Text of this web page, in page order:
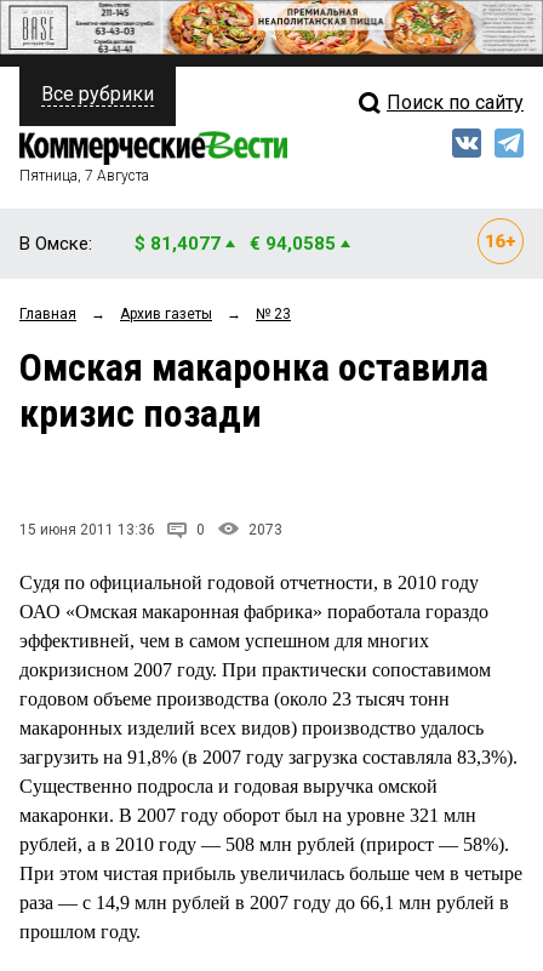
ПОЛИТИКА
ФИНАНСЫ
ОБЩЕСТВО
ЗАКОН
НОВОСТИ КОМПАНИЙ
Свежий выпуск
Рейтинги
Все рубрики Поиск по сайту
Пятница, 7 Августа
В Омске: $ 81,4077 € 94,0585
Главная → Архив газеты → № 23
Омская макаронка оставила
кризис позади
15 июня 2011 13:36 0 2073
Судя по официальной годовой отчетности, в 2010 году
ОАО «Омская макаронная фабрика» поработала гораздо
эффективней, чем в самом успешном для многих
докризисном 2007 году. При практически сопоставимом
годовом объеме производства (около 23 тысяч тонн
макаронных изделий всех видов) производство удалось
загрузить на 91,8% (в 2007 году загрузка составляла 83,3%).
Существенно подросла и годовая выручка омской
макаронки. В 2007 году оборот был на уровне 321 млн
рублей, а в 2010 году — 508 млн рублей (прирост — 58%).
При этом чистая прибыль увеличилась больше чем в четыре
раза — с 14,9 млн рублей в 2007 году до 66,1 млн рублей в
прошлом году.